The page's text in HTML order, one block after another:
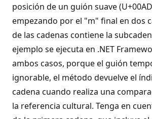
posición de un guión suave
empezando por el "m" final en dos
de las cadenas contiene la
ejemplo se ejecuta en .NET
ambos casos, porque el guión
ignorable, el método devuelve el
cadena cuando realiza una
la referencia cultural. Tenga en